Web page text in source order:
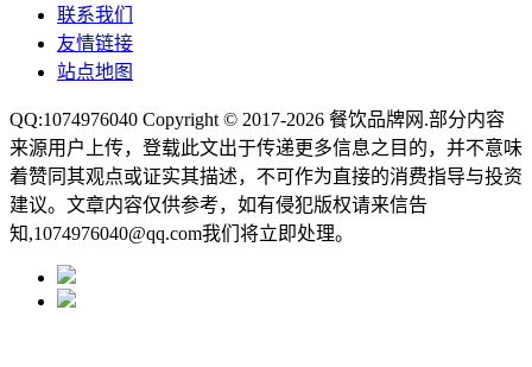
联系我们
友情链接
站点地图
QQ:1074976040 Copyright © 2017-2026 餐饮品牌网 .部分内容
来源用户上传，登载此文出于传递更多信息之目的，并不意味
着赞同其观点或证实其描述，不可作为直接的消费指导与投资
建议。文章内容仅供参考，如有侵犯版权请来信告
知,1074976040@qq.com我们将立即处理。